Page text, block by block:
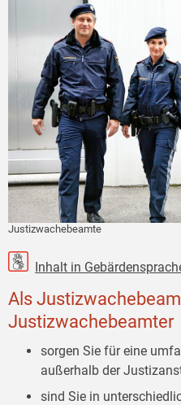
Justizwachebeamte
Inhalt in
Als
Justizwachebeamter
sorgen Sie für eine
außerhalb der
sind Sie in